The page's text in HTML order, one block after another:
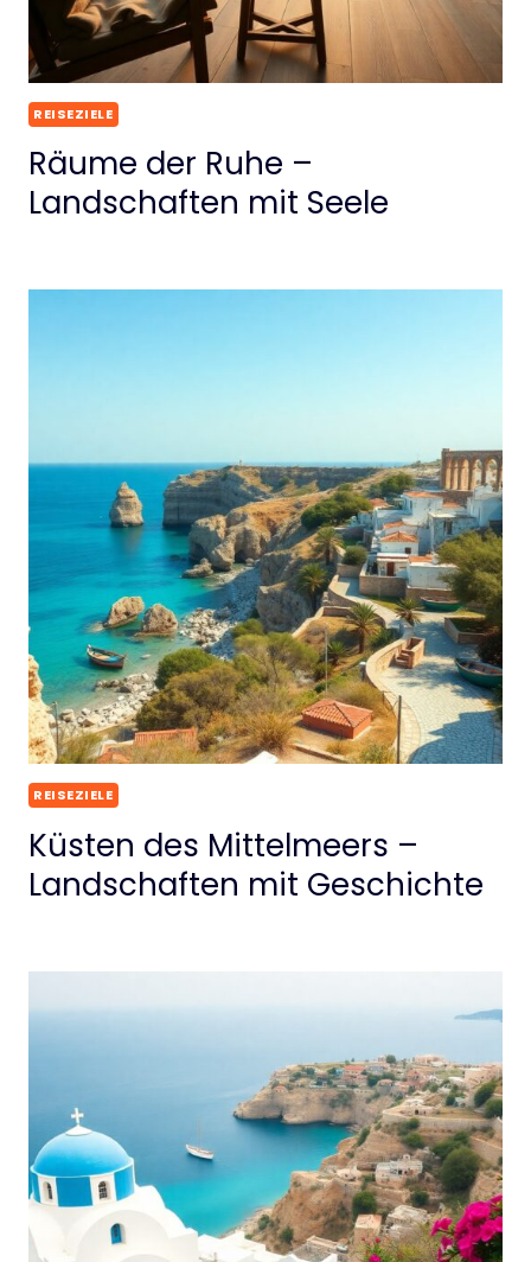
REISEZIELE
Räume der Ruhe –
Landschaften mit Seele
REISEZIELE
Küsten des Mittelmeers –
Landschaften mit Geschichte